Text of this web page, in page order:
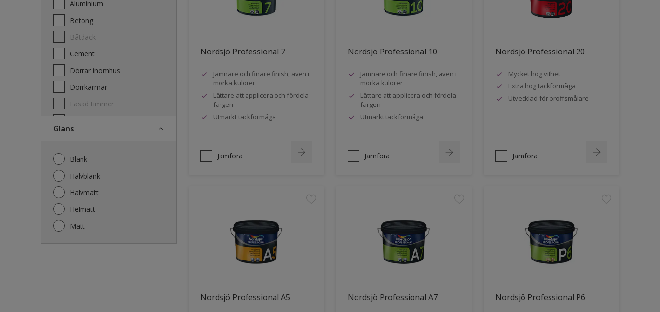
Aluminium
Betong
Båtdäck
Cement
Dörrar inomhus
Dörrkarmar
Fasad timmer
Glans
Blank
Halvblank
Halvmatt
Helmatt
Matt
Nordsjö Professional 7
Jämnare och finare finish, även i
mörka kulörer
Lättare att applicera och fördela
färgen
Utmärkt täckförmåga
Jämföra
Nordsjö Professional 10
Jämnare och finare finish, även i
mörka kulörer
Lättare att applicera och fördela
färgen
Utmärkt täckförmåga
Jämföra
Nordsjö Professional 20
Mycket hög vithet
Extra hög täckförmåga
Utvecklad för proffsmålare
Jämföra
Nordsjö Professional A5 Nordsjö Professional A7 Nordsjö Professional P6